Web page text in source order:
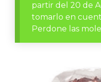
partir del 20 de
tomarlo en
Perdone las